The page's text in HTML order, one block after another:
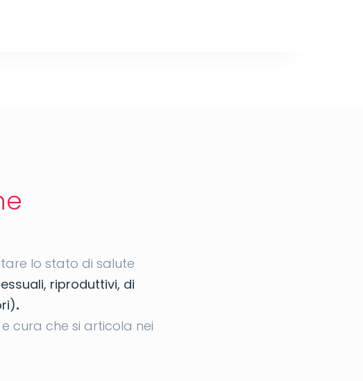
lo stato di salute
riproduttivi, di
.
cura che si articola nei